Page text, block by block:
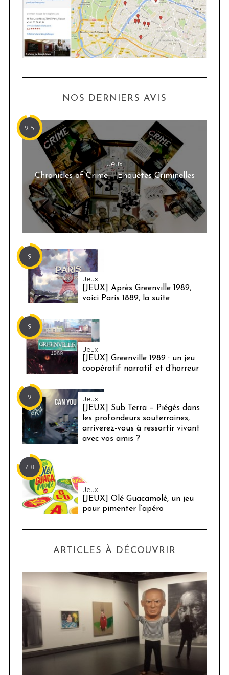
NOS DERNIERS AVIS
9.5
Jeux
Chronicles of Crime – Enquêtes Criminelles
9
Jeux
[JEUX] Après Greenville 1989,
voici Paris 1889, la suite
9
Jeux
[JEUX] Greenville 1989 : un jeu
coopératif narratif et d’horreur
9 Jeux
[JEUX] Sub Terra – Piégés dans
les profondeurs souterraines,
arriverez-vous à ressortir vivant
avec vos amis ?
7.8
Jeux
[JEUX] Olé Guacamolé, un jeu
pour pimenter l’apéro
ARTICLES À DÉCOUVRIR